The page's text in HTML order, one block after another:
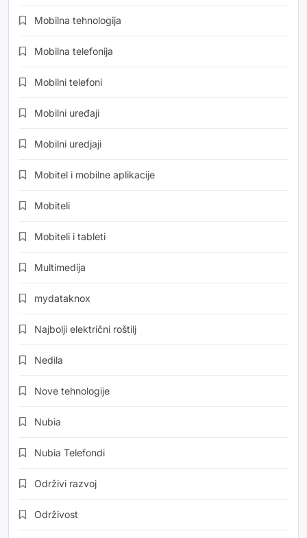
Mobilna tehnologija
Mobilna telefonija
Mobilni telefoni
Mobilni uređaji
Mobilni uredjaji
Mobitel i mobilne aplikacije
Mobiteli
Mobiteli i tableti
Multimedija
mydataknox
Najbolji električni roštilj
Nedila
Nove tehnologije
Nubia
Nubia Telefondi
Održivi razvoj
Održivost